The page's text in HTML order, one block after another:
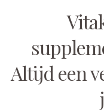
Altijd een